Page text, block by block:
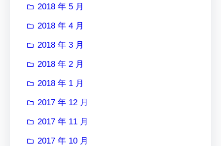
2018 年 5 月
2018 年 4 月
2018 年 3 月
2018 年 2 月
2018 年 1 月
2017 年 12 月
2017 年 11 月
2017 年 10 月